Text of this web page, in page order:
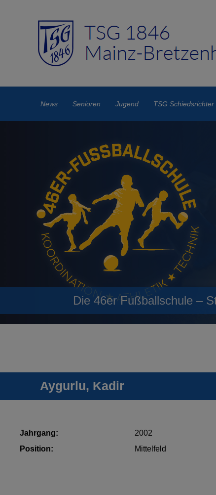
News Senioren Jugend TSG Schiedsrichter
Die 46er Fußballschule –
Aygurlu, Kadir
Jahrgang:
2002
Position:
Mittelfeld